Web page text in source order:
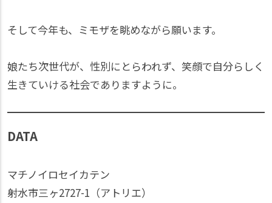
そして今年も、ミモザを眺めながら願います。
娘たち次世代が、性別にとらわれず、笑顔で自分らしく
生きていける社会でありますように。
DATA
マチノイロセイカテン
射水市三ヶ2727-1（アトリエ）